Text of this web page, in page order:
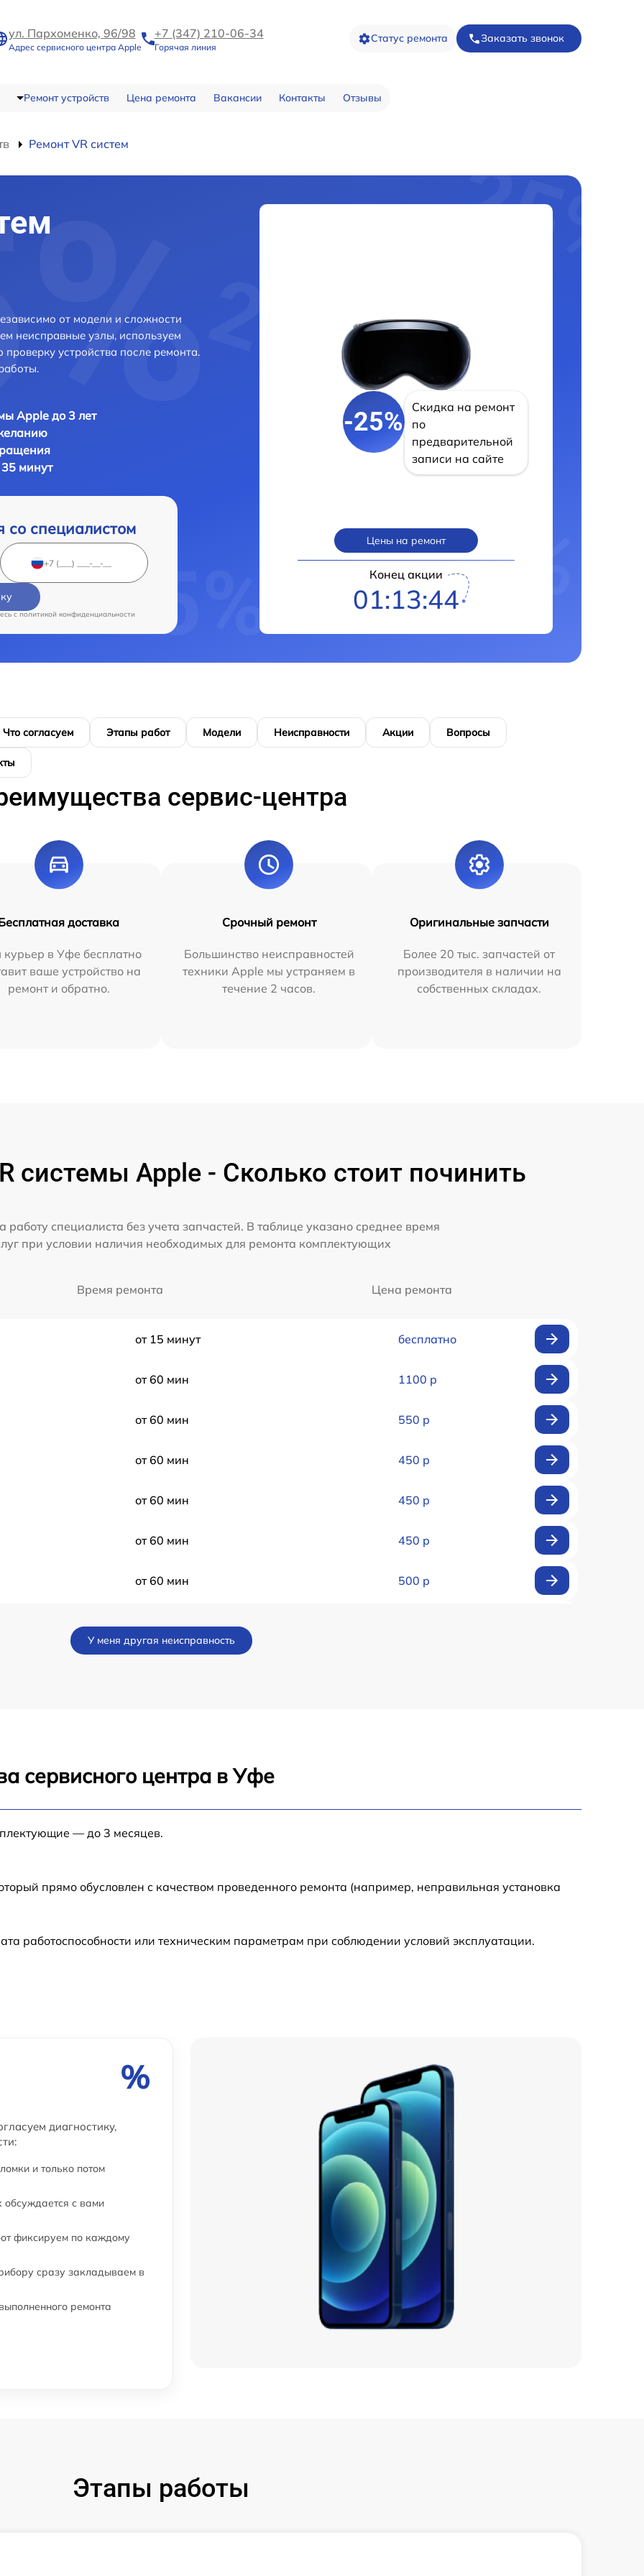
ул. Пархоменко, 96/98
Адрес сервисного центра Apple
+7 (347) 210-06-34
Горячая линия
Статус ремонта Заказать звонок
Ремонт устройств Цена ремонта Вакансии Контакты Отзывы
Ремонт VR систем
от модели и сложности
неисправные узлы, используем
устройства после ремонта.
Apple до 3 лет
минут
со специалистом
cполитикой конфиденциальности
-25%
Скидка на ремонт
по
предварительной
записи на сайте
Цены на ремонт
Конец акции
01:13:43
Что согласуем Этапы работ Модели Неисправности Акции Вопросы
сервис-центра
доставка
в Уфе бесплатно
ваше устройство на
ремонт и обратно.
Срочный ремонт
Большинство неисправностей
техники Apple мы устраняем в
течение 2 часов.
Оригинальные запчасти
Более 20 тыс. запчастей от
производителя в наличии на
собственных складах.
системы Apple - Сколько стоит починить
работу специалиста без учета запчастей. В таблице указано среднее время
при условии наличия необходимых для ремонта комплектующих
Время ремонта Цена ремонта
от 15 минут бесплатно
от 60 мин 1100 р
от 60 мин 550 р
от 60 мин 450 р
от 60 мин 450 р
от 60 мин 450 р
от 60 мин 500 р
от 60 мин
У меня другая неисправность
сервисного центра в Уфе
— до 3 месяцев.
прямо обусловлен с качеством проведенного ремонта (например, неправильная установка
работоспособности или техническим параметрам при соблюдении условий эксплуатации.
%
диагностику,
и только потом
обсуждается с вами
фиксируем по каждому
сразу закладываем в
ремонта
Этапы работы